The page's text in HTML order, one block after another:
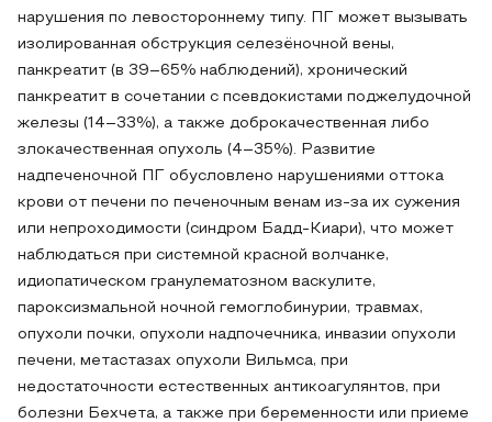
нарушения по левостороннему типу. ПГ может вызывать
изолированная обструкция селезёночной вены,
панкреатит (в 39–65% наблюдений), хронический
панкреатит в сочетании с псевдокистами поджелудочной
железы (14–33%), а также доброкачественная либо
злокачественная опухоль (4–35%). Развитие
надпеченочной ПГ обусловлено нарушениями оттока
крови от печени по печеночным венам из-за их сужения
или непроходимости (синдром Бадд-Киари), что может
наблюдаться при системной красной волчанке,
идиопатическом гранулематозном васкулите,
пароксизмальной ночной гемоглобинурии, травмах,
опухоли почки, опухоли надпочечника, инвазии опухоли
печени, метастазах опухоли Вильмса, при
недостаточности естественных антикоагулянтов, при
болезни Бехчета, а также при беременности или приеме